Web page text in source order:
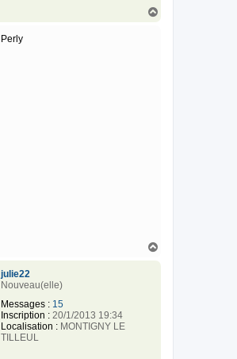
Perly
julie22
Nouveau(elle)
Messages : 15
Inscription : 20/1/2013 19:34
Localisation : MONTIGNY LE
TILLEUL